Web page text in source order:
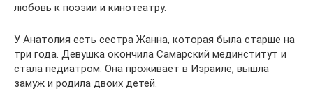
любовь к поэзии и кинотеатру.
У Анатолия есть сестра Жанна, которая была старше на
три года. Девушка окончила Самарский мединститут и
стала педиатром. Она проживает в Израиле, вышла
замуж и родила двоих детей.